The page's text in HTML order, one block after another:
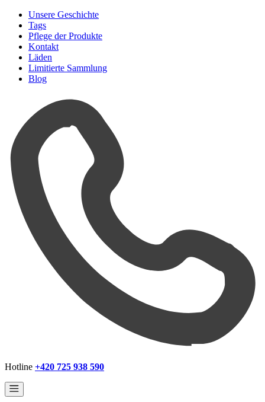
Unsere Geschichte
Tags
Pflege der Produkte
Kontakt
Läden
Limitierte Sammlung
Blog
Hotline +420 725 938 590